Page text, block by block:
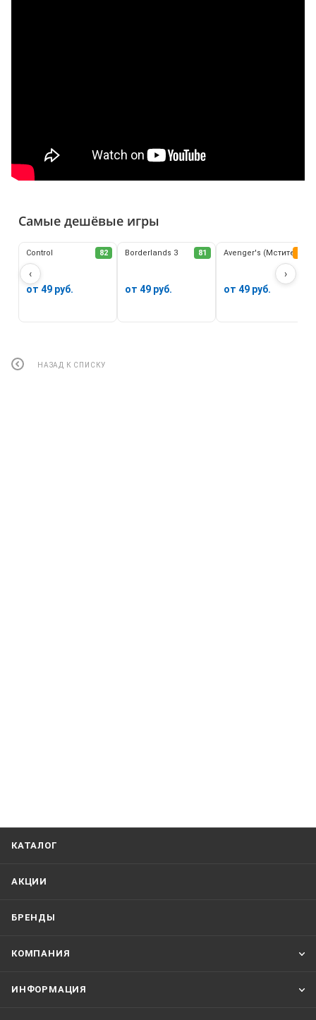
Самые дешёвые игры
‹ ›
82
Control
от 49 руб.
81
Borderlands 3
от 49 руб.
Avenger's (Мстители)
от 49 руб.
НАЗАД К СПИСКУ
КАТАЛОГ
АКЦИИ
БРЕНДЫ
КОМПАНИЯ
ИНФОРМАЦИЯ